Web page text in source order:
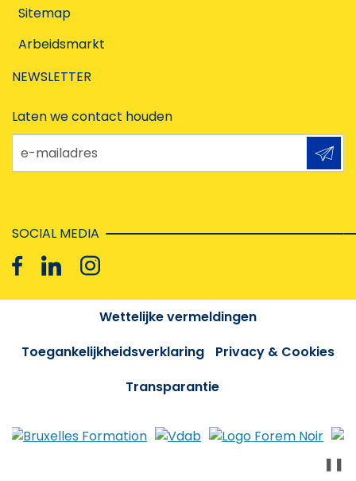
Sitemap
Arbeidsmarkt
NEWSLETTER
Laten we contact houden
e-mailadres
SOCIAL MEDIA
Wettelijke vermeldingen
Toegankelijkheidsverklaring
Privacy & Cookies
Transparantie
❚❚